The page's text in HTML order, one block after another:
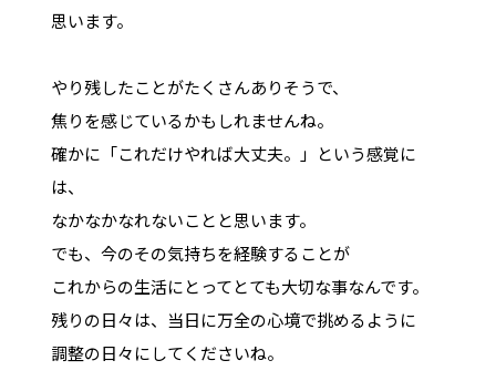
思います。
やり残したことがたくさんありそうで、
焦りを感じているかもしれませんね。
確かに「これだけやれば大丈夫。」という感覚に
は、
なかなかなれないことと思います。
でも、今のその気持ちを経験することが
これからの生活にとってとても大切な事なんです。
残りの日々は、当日に万全の心境で挑めるように
調整の日々にしてくださいね。